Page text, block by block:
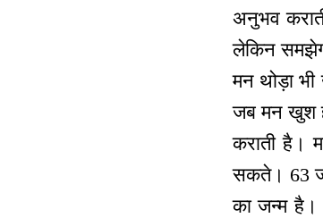
अनुभव
लेकिन
मन थोड़ा
जब मन खुश
कराती है।
सकते। 63
का जन्म है।